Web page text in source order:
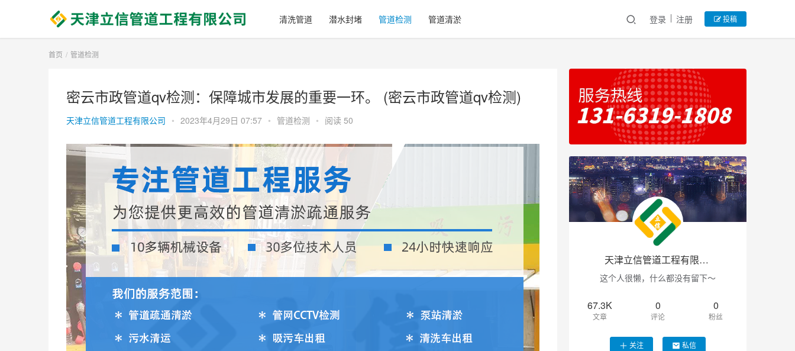
清洗管道 潜水封堵 管道检测 管道清淤 登录 注册 投稿
首页 管道检测
密云市政管道qv检测：保障城市发展的重要一环。 (密云市政管道qv检测)
天津立信管道工程有限公司 • 2023年4月29日 07:57 • 管道检测 • 阅读 50
天津立信管道工程有限公司
这个人很懒，什么都没有留下～
67.3K
文章
0
评论
0
粉丝
关注 私信